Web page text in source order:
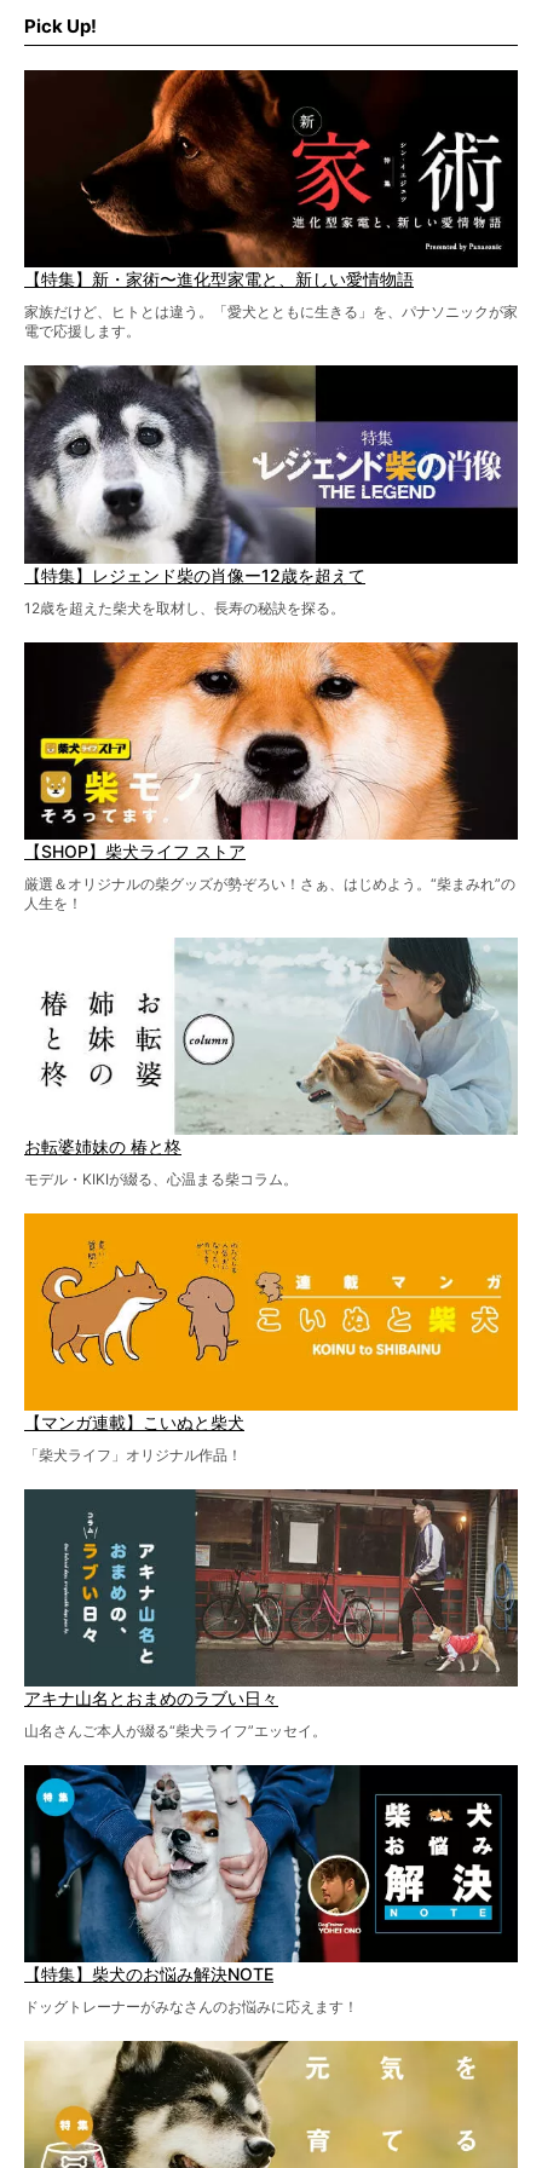
Pick Up!
【特集】新・家術〜進化型家電と、新しい愛情物語
家族だけど、ヒトとは違う。「愛犬とともに生きる」を、パナソニックが家
電で応援します。
【特集】レジェンド柴の肖像ー12歳を超えて
12歳を超えた柴犬を取材し、長寿の秘訣を探る。
【SHOP】柴犬ライフ ストア
厳選＆オリジナルの柴グッズが勢ぞろい！さぁ、はじめよう。“柴まみれ”の
人生を！
お転婆姉妹の 椿と柊
モデル・KIKIが綴る、心温まる柴コラム。
【マンガ連載】こいぬと柴犬
「柴犬ライフ」オリジナル作品！
アキナ山名とおまめのラブい日々
山名さんご本人が綴る“柴犬ライフ”エッセイ。
【特集】柴犬のお悩み解決NOTE
ドッグトレーナーがみなさんのお悩みに応えます！